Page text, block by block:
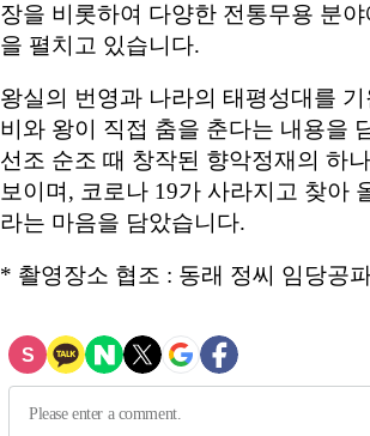
장을 비롯하여 다양한 전통무용 분
을 펼치고 있습니다.
왕실의 번영과 나라의 태평성대를
비와 왕이 직접 춤을 춘다는 내용을
선조 순조 때 창작된 향악정재의 하
보이며, 코로나 19가 사라지고 찾아
라는 마음을 담았습니다.
* 촬영장소 협조 : 동래 정씨 임당공